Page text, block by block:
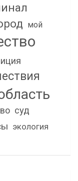
мой
суд
экология